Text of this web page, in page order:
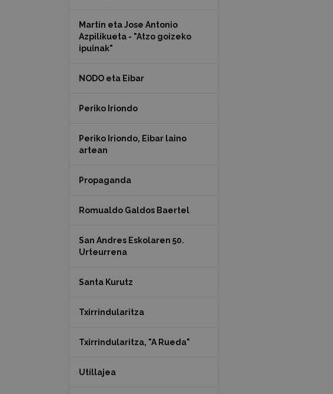
Martin eta Jose Antonio
Azpilikueta - "Atzo goizeko
ipuinak"
NODO eta Eibar
Periko Iriondo
Periko Iriondo, Eibar laino
artean
Propaganda
Romualdo Galdos Baertel
San Andres Eskolaren 50.
Urteurrena
Santa Kurutz
Txirrindularitza
Txirrindularitza, "A Rueda"
Utillajea